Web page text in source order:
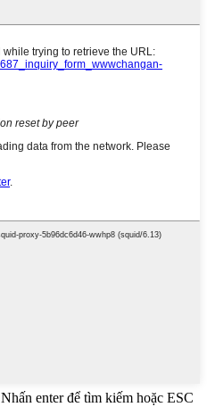
Nhấn enter để tìm kiếm hoặc ESC